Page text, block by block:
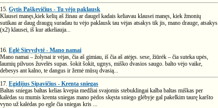
15. Gytis Paškevičius - Tu vėjo paklausk
Klausei manęs,kiek kelių aš žinau ar daugel kadais keliavau klausei manęs, kiek žmonių
sutikau ar daug draugų suradau tu vėjo paklausk tau vėjas atsakys tik jis, mano drauge, atsakys
(x2) klausei, iš kur atkeliauja...
16. Eglė Sirvydytė - Mano namai
Mano namai – žolynai ir vėjas, čia aš gimiau, iš čia aš atėjęs. sese, žiūrėk – čia suteka upės,
laumių pilvuos žuvelės supas. šokit šokit, ugnys, miško dvasios saugo. balto vėjo vaike,
debesys ant kalno, te dangus ir žemė mūsų dvasią...
17. Egidijus Sipavičius - Krenta sniegas
Baltas sniegas baltas kelias kvepia medžiai svajomis stebuklingai kalba baltas miškas per
kalėdas su mumis krenta sniegas mano pėdos skęsta sniego glėbyje gal pakelkim taurę karšto
vyno už kalėdas po egle čia sniegas kris ...